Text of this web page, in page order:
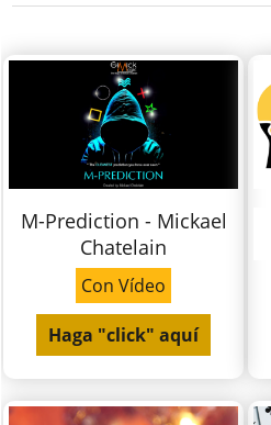
M-Prediction - Mickael
Chatelain
Con Vídeo
Haga "click" aquí